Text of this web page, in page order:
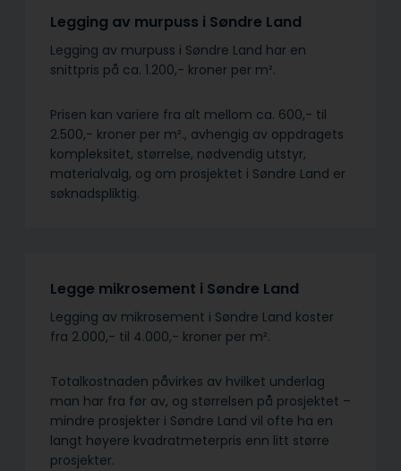
Legging av murpuss i Søndre Land
Legging av murpuss i Søndre Land har en
snittpris på ca. 1.200,- kroner per m².
Prisen kan variere fra alt mellom ca. 600,- til
2.500,- kroner per m²., avhengig av oppdragets
kompleksitet, størrelse, nødvendig utstyr,
materialvalg, og om prosjektet i Søndre Land er
søknadspliktig.
Legge mikrosement i Søndre Land
Legging av mikrosement i Søndre Land koster
fra 2.000,- til 4.000,- kroner per m².
Totalkostnaden påvirkes av hvilket underlag
man har fra før av, og størrelsen på prosjektet –
mindre prosjekter i Søndre Land vil ofte ha en
langt høyere kvadratmeterpris enn litt større
prosjekter.